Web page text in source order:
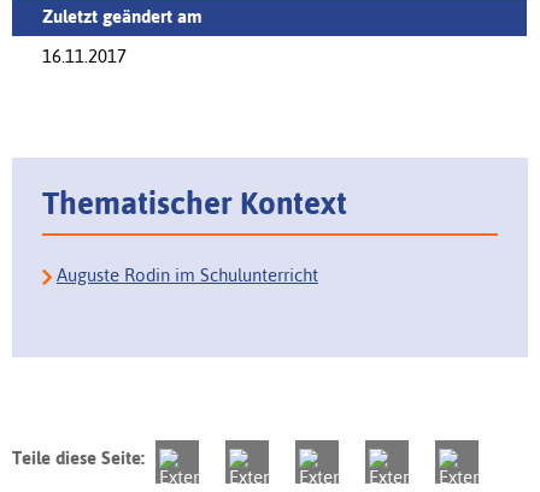
Zuletzt geändert am
16.11.2017
Thematischer Kontext
Auguste Rodin im Schulunterricht
Teile diese Seite: